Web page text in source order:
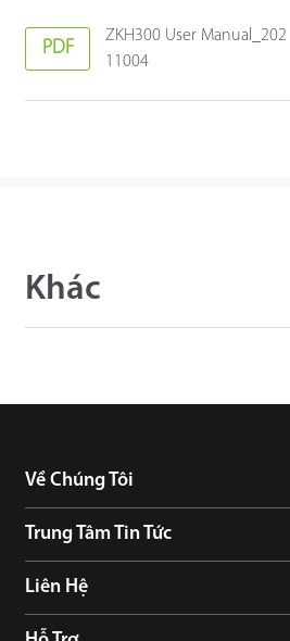
PDF
ZKH300 User Manual_202
11004
Khác
Về Chúng Tôi
Trung Tâm Tin Tức
Liên Hệ